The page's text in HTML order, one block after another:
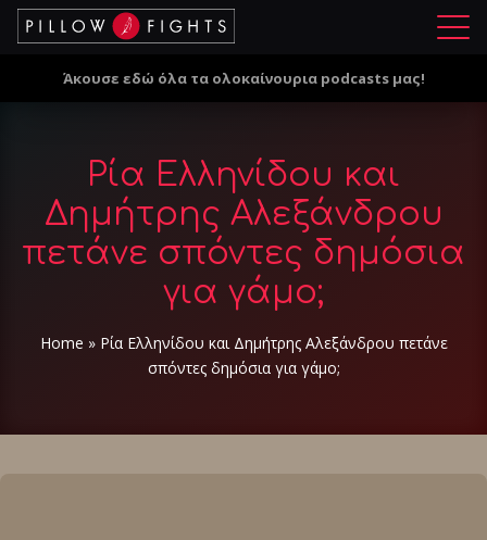
Μ
ο
Άκουσε εδώ όλα τα ολοκαίνουρια podcasts μας!
Ρία Ελληνίδου και
Δημήτρης Αλεξάνδρου
πετάνε σπόντες δημόσια
για γάμο;
Home » Ρία Ελληνίδου και Δημήτρης Αλεξάνδρου πετάνε
σπόντες δημόσια για γάμο;